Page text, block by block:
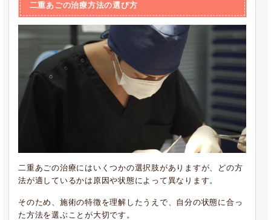
二重あごの治療方法の選び方
二重あごの治療にはいくつかの選択肢がありますが、どの方
法が適しているかは原因や状態によって異なります。
そのため、施術の特徴を理解したうえで、自分の状態に合っ
た方法を選ぶことが大切です。